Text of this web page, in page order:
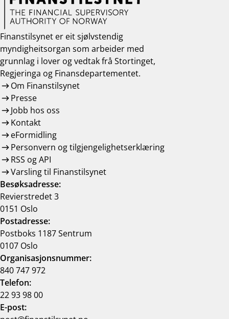
Finanstilsynet er eit sjølvstendig
myndigheitsorgan som arbeider med
grunnlag i lover og vedtak frå Stortinget,
Regjeringa og Finansdepartementet.
Om Finanstilsynet
Presse
Jobb hos oss
Kontakt
eFormidling
Personvern og tilgjengelighetserklæring
RSS og API
Varsling til Finanstilsynet
Besøksadresse:
Revierstredet 3
0151 Oslo
Postadresse:
Postboks 1187 Sentrum
0107 Oslo
Organisasjonsnummer:
840 747 972
Telefon:
22 93 98 00
E-post: